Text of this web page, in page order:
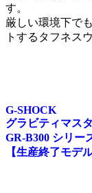
す。
厳しい環境下で
トするタフネス
G-SHOCK
グラビティマス
GR-B300 シリー
【生産終了モデル